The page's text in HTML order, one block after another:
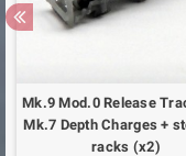
Mk.9 Mod.0 Release
Mk.7 Depth Charges +
racks (x2)